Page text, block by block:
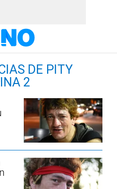
DE PITY
2